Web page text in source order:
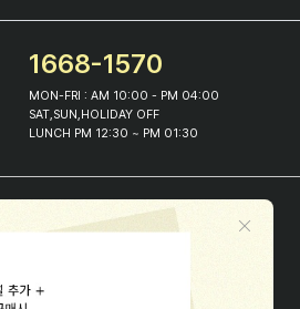
1668-1570
MON-FRI : AM 10:00 - PM 04:00
SAT,SUN,HOLIDAY OFF
LUNCH PM 12:30 ~ PM 01:30